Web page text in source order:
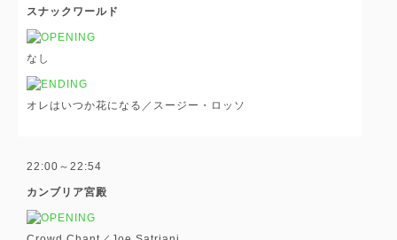
スナックワールド
なし
オレはいつか花になる／スージー・ロッソ
22:00～22:54
カンブリア宮殿